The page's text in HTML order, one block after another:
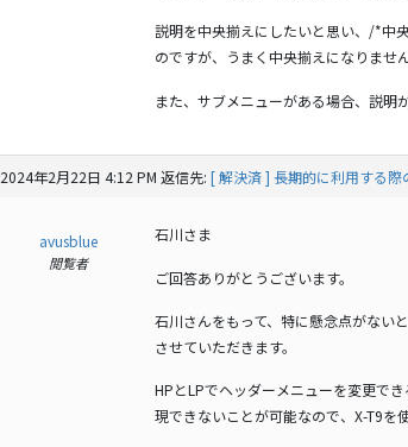
説明を中央揃えにしたいと思い、/*中
のですが、うまく中央揃えになりません
また、サブメニューがある場合、説明
2024年2月22日 4:12 PM 返信先: [ 解決済 ] 長期的に利用する際
avusblue
閲覧者
石川さま
ご回答ありがとうございます。
石川さんをもって、特に懸念点がない
させていただきます。
HPとLPでヘッダーメニューを変更で
現できないことが可能なので、X-T9を